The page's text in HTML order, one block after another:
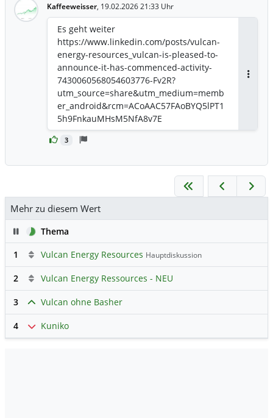
Kaffeeweisser, 19.02.2026 21:33 Uhr
3
Es geht weiter
https://www.linkedin.com/posts/vulcan-
energy-resources_vulcan-is-pleased-to-
announce-it-has-commenced-activity-
7430060568054603776-Fv2R?
utm_source=share&utm_medium=memb
er_android&rcm=ACoAAC57FAoBYQ5lPT1
5h9FnkauMHsM5NfA8v7E
Mehr zu diesem Wert
PauseThema
1
Vulcan Energy Resources Hauptdiskussion
2 Vulcan Energy Ressources - NEU
3 Vulcan ohne Basher
4 Kuniko